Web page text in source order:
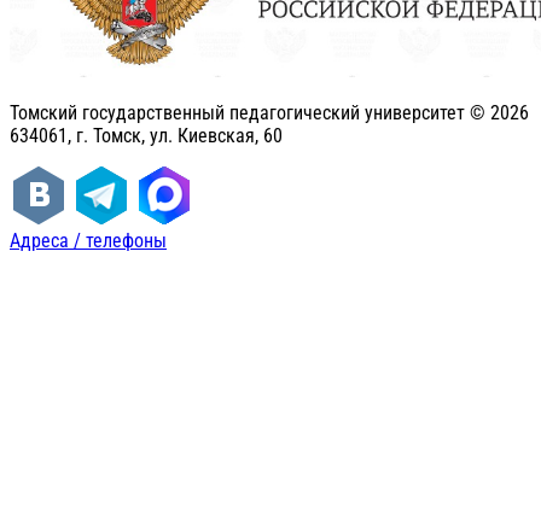
Томский государственный педагогический университет © 2026
634061, г. Томск, ул. Киевская, 60
Адреса / телефоны